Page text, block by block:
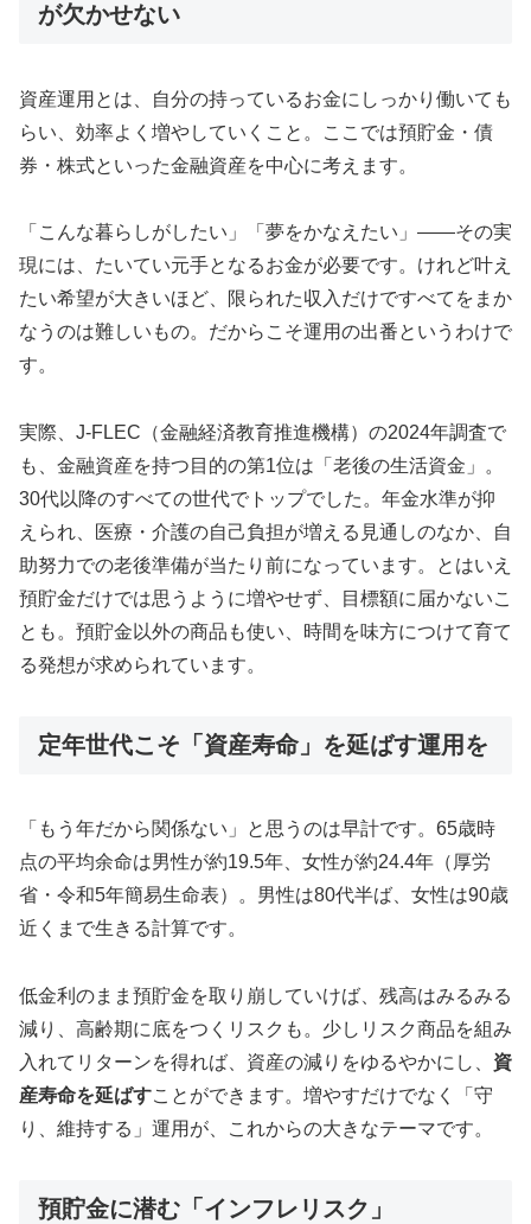
が欠かせない
資産運用とは、自分の持っているお金にしっかり働いても
らい、効率よく増やしていくこと。ここでは預貯金・債
券・株式といった金融資産を中心に考えます。
「こんな暮らしがしたい」「夢をかなえたい」——その実
現には、たいてい元手となるお金が必要です。けれど叶え
たい希望が大きいほど、限られた収入だけですべてをまか
なうのは難しいもの。だからこそ運用の出番というわけで
す。
実際、J-FLEC（金融経済教育推進機構）の2024年調査で
も、金融資産を持つ目的の第1位は「老後の生活資金」。
30代以降のすべての世代でトップでした。年金水準が抑
えられ、医療・介護の自己負担が増える見通しのなか、自
助努力での老後準備が当たり前になっています。とはいえ
預貯金だけでは思うように増やせず、目標額に届かないこ
とも。預貯金以外の商品も使い、時間を味方につけて育て
る発想が求められています。
定年世代こそ「資産寿命」を延ばす運用を
「もう年だから関係ない」と思うのは早計です。65歳時
点の平均余命は男性が約19.5年、女性が約24.4年（厚労
省・令和5年簡易生命表）。男性は80代半ば、女性は90歳
近くまで生きる計算です。
低金利のまま預貯金を取り崩していけば、残高はみるみる
減り、高齢期に底をつくリスクも。少しリスク商品を組み
入れてリターンを得れば、資産の減りをゆるやかにし、 資
産寿命を延ばすことができます。増やすだけでなく「守
り、維持する」運用が、これからの大きなテーマです。
預貯金に潜む「インフレリスク」